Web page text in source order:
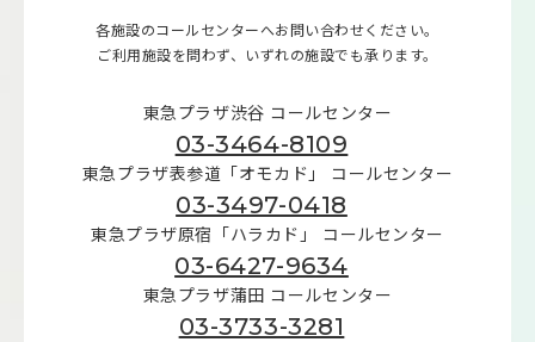
各施設のコールセンターへお問い合わせください。
ご利用施設を問わず、いずれの施設でも承ります。
東急プラザ渋谷 コールセンター
03-3464-8109
東急プラザ表参道「オモカド」 コールセンター
03-3497-0418
東急プラザ原宿「ハラカド」 コールセンター
03-6427-9634
東急プラザ蒲田 コールセンター
03-3733-3281